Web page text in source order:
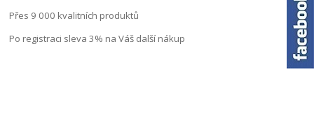
Přes 9 000 kvalitních produktů
Po registraci sleva 3% na Váš další nákup